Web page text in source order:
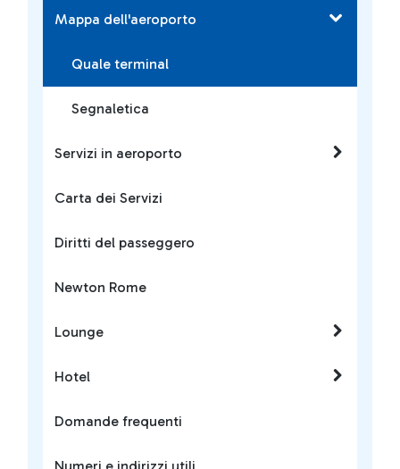
Mappa dell'aeroporto
Quale terminal
Segnaletica
Servizi in aeroporto
Carta dei Servizi
Diritti del passeggero
Newton Rome
Lounge
Hotel
Domande frequenti